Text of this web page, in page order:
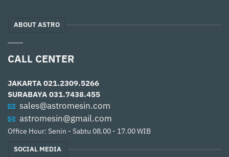
ABOUT ASTRO
CALL CENTER
JAKARTA 021.2309.5266
SURABAYA 031.7438.455
sales@astromesin.com
astromesin@gmail.com
Office Hour: Senin - Sabtu 08.00 - 17.00 WIB
SOCIAL MEDIA